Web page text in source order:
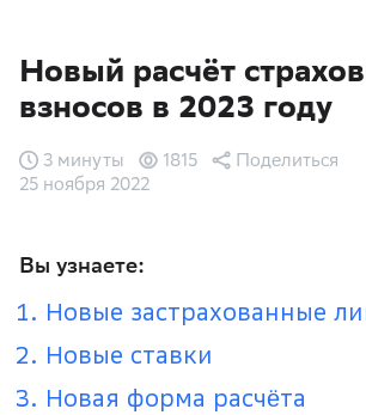
Новый расчёт
взносов в 2023 году
25 ноября 2022
3 минуты 1815 Поделиться
Вы узнаете:
Новые застрахованные
Новые ставки
Новая форма расчёта